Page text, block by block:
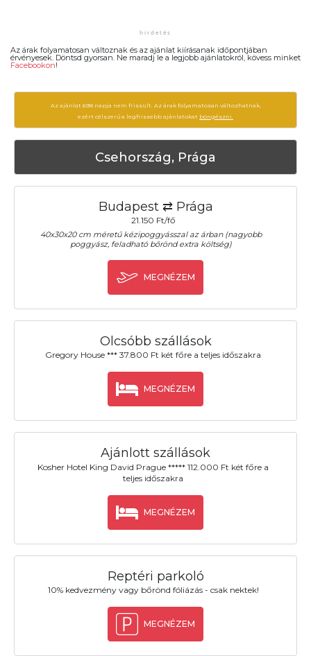
Az árak folyamatosan változnak és az ajánlat kiírásanak időpontjában
érvényesek. Döntsd gyorsan. Ne maradj le a legjobb ajánlatokról, kövess minket
Facebookon!
Az ajánlat 698 napja nem frissült. Az árak folyamatosan változhatnak,
ezért célszerű a legfrissebb ajánlatokat böngészni.
Csehország, Prága
Budapest ⇄ Prága
21.150 Ft/fő
40x30x20 cm méretű kézipoggyásszal az árban (nagyobb
poggyász, feladható bőrönd extra költség)
MEGNÉZEM
Olcsóbb szállások
Gregory House *** 37.800 Ft két főre a teljes időszakra
MEGNÉZEM
Ajánlott szállások
Kosher Hotel King David Prague ***** 112.000 Ft két főre a
teljes időszakra
MEGNÉZEM
Reptéri parkoló
10% kedvezmény vagy bőrönd fóliázás - csak nektek!
MEGNÉZEM